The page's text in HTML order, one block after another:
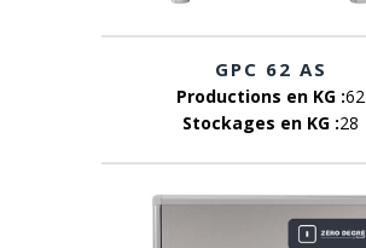
GPC 62 AS
Productions en KG :62
Stockages en KG :28